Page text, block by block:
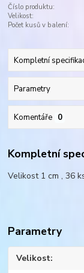
Číslo produktu:
Velikost:
Počet kusů v balení:
Kompletní
Parametry
Komentáře 0
Kompletní
Velikost 1 cm , 36
Parametry
Velikost